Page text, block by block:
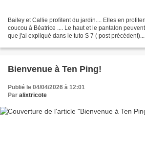
Bailey et Callie profitent du jardin.... Elles en
coucou à Béatrice .... Le haut et le pantalon
que j'ai expliqué dans le tuto S 7 ( post
Bienvenue à Ten Ping!
Publié le 04/04/2026 à 12:01
Par alixtricote